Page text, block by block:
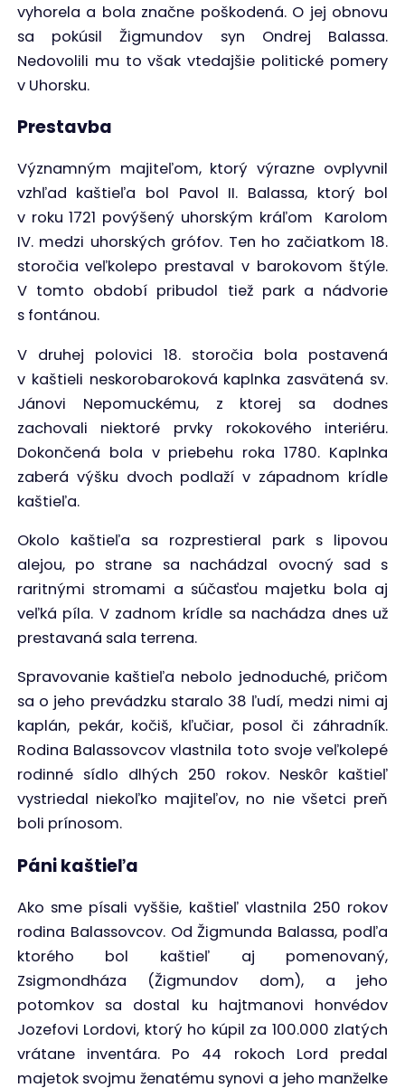
vyhorela a bola značne poškodená. O jej obnovu
sa pokúsil Žigmundov syn Ondrej Balassa.
Nedovolili mu to však vtedajšie politické pomery
v Uhorsku.
Prestavba
Významným majiteľom, ktorý výrazne ovplyvnil
vzhľad kaštieľa bol Pavol II. Balassa, ktorý bol
v roku 1721 povýšený uhorským kráľom Karolom
IV. medzi uhorských grófov. Ten ho začiatkom 18.
storočia veľkolepo prestaval v barokovom štýle.
V tomto období pribudol tiež park a nádvorie
s fontánou.
V druhej polovici 18. storočia bola postavená
v kaštieli neskorobaroková kaplnka zasvätená sv.
Jánovi Nepomuckému, z ktorej sa dodnes
zachovali niektoré prvky rokokového interiéru.
Dokončená bola v priebehu roka 1780. Kaplnka
zaberá výšku dvoch podlaží v západnom krídle
kaštieľa.
Okolo kaštieľa sa rozprestieral park s lipovou
alejou, po strane sa nachádzal ovocný sad s
raritnými stromami a súčasťou majetku bola aj
veľká píla. V zadnom krídle sa nachádza dnes už
prestavaná sala terrena.
Spravovanie kaštieľa nebolo jednoduché, pričom
sa o jeho prevádzku staralo 38 ľudí, medzi nimi aj
kaplán, pekár, kočiš, kľučiar, posol či záhradník.
Rodina Balassovcov vlastnila toto svoje veľkolepé
rodinné sídlo dlhých 250 rokov. Neskôr kaštieľ
vystriedal niekoľko majiteľov, no nie všetci preň
boli prínosom.
Páni kaštieľa
Ako sme písali vyššie, kaštieľ vlastnila 250 rokov
rodina Balassovcov. Od Žigmunda Balassa, podľa
ktorého bol kaštieľ aj pomenovaný,
Zsigmondháza (Žigmundov dom), a jeho
potomkov sa dostal ku hajtmanovi honvédov
Jozefovi Lordovi, ktorý ho kúpil za 100.000 zlatých
vrátane inventára. Po 44 rokoch Lord predal
majetok svojmu ženatému synovi a jeho manželke